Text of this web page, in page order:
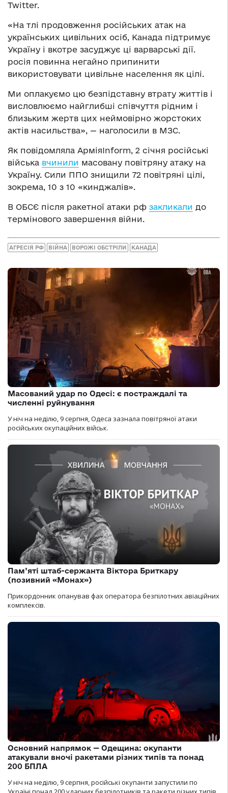
Twitter.
«На тлі продовження російських атак на
українських цивільних осіб, Канада підтримує
Україну і вкотре засуджує ці варварські дії.
росія повинна негайно припинити
використовувати цивільне населення як цілі.
Ми оплакуємо цю безпідставну втрату життів і
висловлюємо найглибші співчуття рідним і
близьким жертв цих неймовірно жорстоких
актів насильства», — наголосили в МЗС.
Як повідомляла АрміяInform, 2 січня російські
війська вчинили масовану повітряну атаку на
Україну. Сили ППО знищили 72 повітряні цілі,
зокрема, 10 з 10 «кинджалів».
В ОБСЄ після ракетної атаки рф закликали до
термінового завершення війни.
АГРЕСІЯ РФ ВІЙНА ВОРОЖІ ОБСТРІЛИ КАНАДА
Масований удар по Одесі: є постраждалі та
численні руйнування
У ніч на неділю, 9 серпня, Одеса зазнала повітряної атаки
російських окупаційних військ.
Пам’яті штаб-сержанта Віктора Бриткару
(позивний «Монах»)
Прикордонник опанував фах оператора безпілотних авіаційних
комплексів.
Основний напрямок — Одещина: окупанти
атакували вночі ракетами різних типів та понад
200 БПЛА
У ніч на неділю, 9 серпня, російські окупанти запустили по